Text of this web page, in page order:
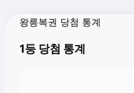
왕릉복권 당첨 통계
1등 당첨 통계